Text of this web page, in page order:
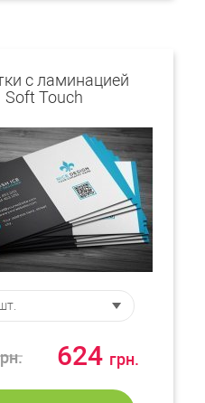
с ламинацией
Soft Touch
624 грн.